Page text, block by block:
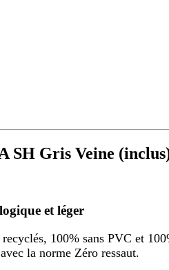
SH Gris Veine
et léger
100% sans PVC et
la norme Zéro ressaut.